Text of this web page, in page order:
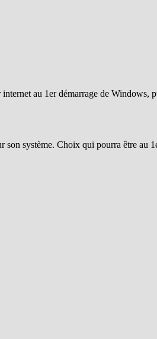
au 1er démarrage de Windows,
système. Choix qui pourra être au